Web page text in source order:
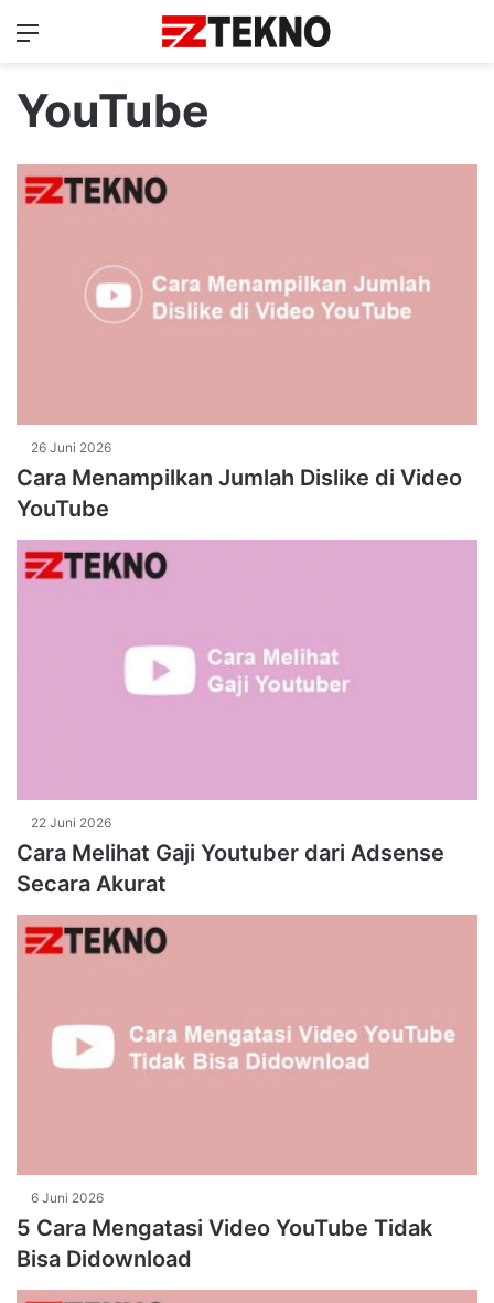
YouTube
26 Juni 2026
Cara Menampilkan Jumlah Dislike di Video
YouTube
22 Juni 2026
Cara Melihat Gaji Youtuber dari Adsense
Secara Akurat
6 Juni 2026
5 Cara Mengatasi Video YouTube Tidak
Bisa Didownload